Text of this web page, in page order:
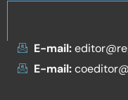
E-mail:
E-mail: